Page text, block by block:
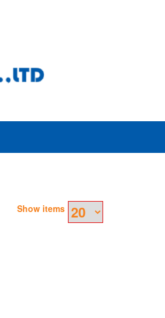
Show items